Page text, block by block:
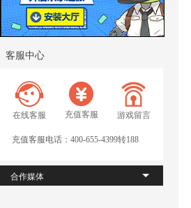
客服中心
在线客服 充值客服 游戏留言
充值客服电话：400-655-4399转188
合作媒体